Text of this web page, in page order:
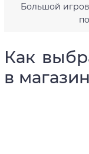
Большой
Как
в